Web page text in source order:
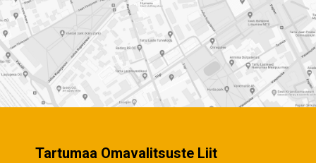
Tartumaa Omavalitsuste Liit